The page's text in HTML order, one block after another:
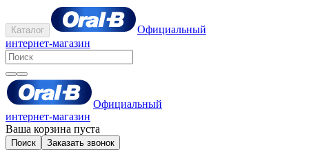
Каталог
Официальный
интернет-магазин
Официальный
интернет-магазин
Ваша корзина пуста
Поиск Заказать звонок